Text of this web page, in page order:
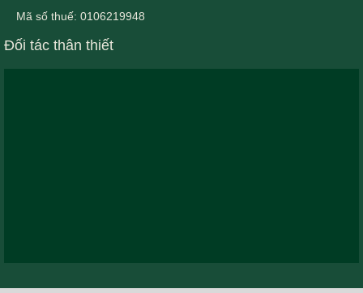
Mã số thuế: 0106219948
Đối tác thân thiết